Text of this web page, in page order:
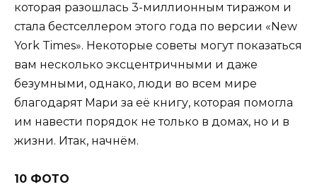
которая разошлась 3-миллионным тиражом и
стала бестселлером этого года по версии «New
York Times». Некоторые советы могут показаться
вам несколько эксцентричными и даже
безумными, однако, люди во всем мире
благодарят Мари за её книгу, которая помогла
им навести порядок не только в домах, но и в
жизни. Итак, начнём.
10 ФОТО